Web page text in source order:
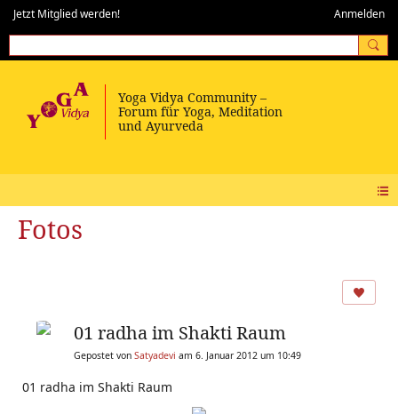
Jetzt Mitglied werden! Anmelden
Fotos
01 radha im Shakti Raum
Gepostet von Satyadevi am 6. Januar 2012 um 10:49
01 radha im Shakti Raum